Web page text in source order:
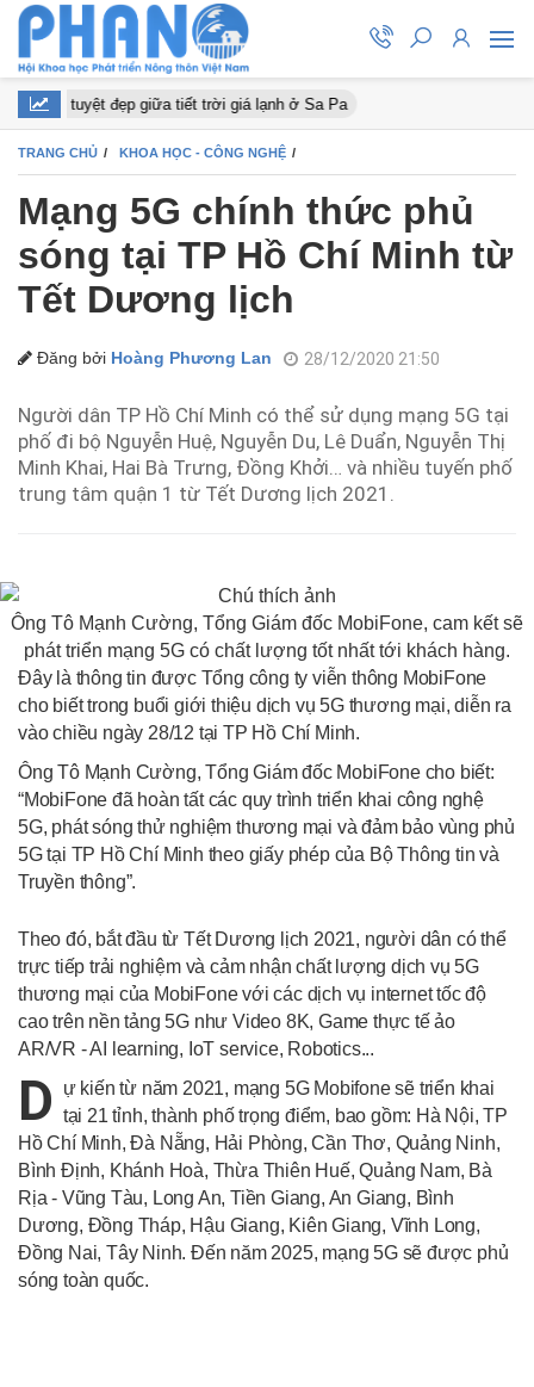
đào nở tuyệt đẹp giữa tiết trời giá lạnh ở Sa Pa
TRANG CHỦ KHOA HỌC - CÔNG NGHỆ
Mạng 5G chính thức phủ
sóng tại TP Hồ Chí Minh từ
Tết Dương lịch
Đăng bởi Hoàng Phương Lan 28/12/2020 21:50
Người dân TP Hồ Chí Minh có thể sử dụng mạng 5G tại
phố đi bộ Nguyễn Huệ, Nguyễn Du, Lê Duẩn, Nguyễn Thị
Minh Khai, Hai Bà Trưng, Đồng Khởi… và nhiều tuyến phố
trung tâm quận 1 từ Tết Dương lịch 2021.
Ông Tô Mạnh Cường, Tổng Giám đốc MobiFone, cam kết sẽ
phát triển mạng 5G có chất lượng tốt nhất tới khách hàng.
Đây là thông tin được Tổng công ty viễn thông MobiFone
cho biết trong buổi giới thiệu dịch vụ 5G thương mại, diễn ra
vào chiều ngày 28/12 tại TP Hồ Chí Minh.
Ông Tô Mạnh Cường, Tổng Giám đốc MobiFone cho biết:
“MobiFone đã hoàn tất các quy trình triển khai công nghệ
5G, phát sóng thử nghiệm thương mại và đảm bảo vùng phủ
5G tại TP Hồ Chí Minh theo giấy phép của Bộ Thông tin và
Truyền thông”.
Theo đó, bắt đầu từ Tết Dương lịch 2021, người dân có thể
trực tiếp trải nghiệm và cảm nhận chất lượng dịch vụ 5G
thương mại của MobiFone với các dịch vụ internet tốc độ
cao trên nền tảng 5G như Video 8K, Game thực tế ảo
AR/VR - AI learning, IoT service, Robotics...
D
ự kiến từ năm 2021, mạng 5G Mobifone sẽ triển khai
tại 21 tỉnh, thành phố trọng điểm, bao gồm: Hà Nội, TP
Hồ Chí Minh, Đà Nẵng, Hải Phòng, Cần Thơ, Quảng Ninh,
Bình Định, Khánh Hoà, Thừa Thiên Huế, Quảng Nam, Bà
Rịa - Vũng Tàu, Long An, Tiền Giang, An Giang, Bình
Dương, Đồng Tháp, Hậu Giang, Kiên Giang, Vĩnh Long,
Đồng Nai, Tây Ninh. Đến năm 2025, mạng 5G sẽ được phủ
sóng toàn quốc.